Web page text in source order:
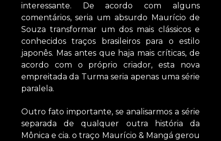
interessante. De acordo com alguns
comentários, seria um absurdo Maurício de
Souza transformar um dos mais clássicos e
conhecidos traços brasileiros para o estilo
japonês. Mas antes que haja mais críticas, de
acordo com o próprio criador, esta nova
empreitada da Turma seria apenas uma série
paralela.
Outro fato importante, se analisarmos a série
separada de qualquer outra história da
Mônica e cia. o traço Maurício & Mangá gerou